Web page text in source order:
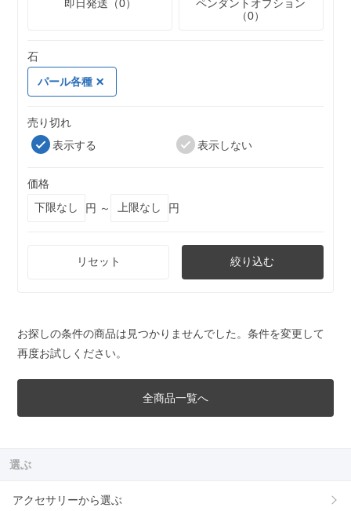
即日発送（0）
ペンダントオプション
（0）
石
パール各種
売り切れ
表示する
表示しない
価格
円 ～
円
リセット 絞り込む
お探しの条件の商品は見つかりませんでした。条件を変更して
再度お試しください。
全商品一覧へ
選ぶ
アクセサリーから選ぶ